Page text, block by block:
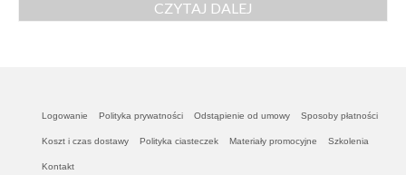
CZYTAJ DALEJ
Logowanie Polityka prywatności Odstąpienie od umowy Sposoby płatności
Koszt i czas dostawy Polityka ciasteczek Materiały promocyjne Szkolenia
Kontakt